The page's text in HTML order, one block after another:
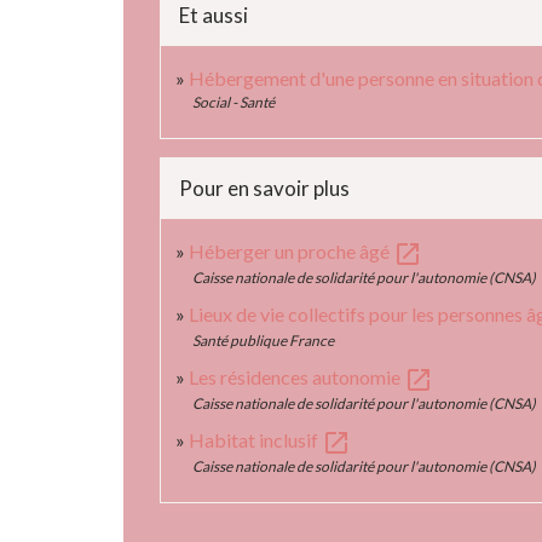
Et aussi
Hébergement d'une personne en situation
Social - Santé
Pour en savoir plus
Héberger un proche âgé open_in_new
Caisse nationale de solidarité pour l'autonomie (CNSA)
Lieux de vie collectifs pour les personnes
Santé publique France
Les résidences autonomie open_in_new
Caisse nationale de solidarité pour l'autonomie (CNSA)
Habitat inclusif open_in_new
Caisse nationale de solidarité pour l'autonomie (CNSA)